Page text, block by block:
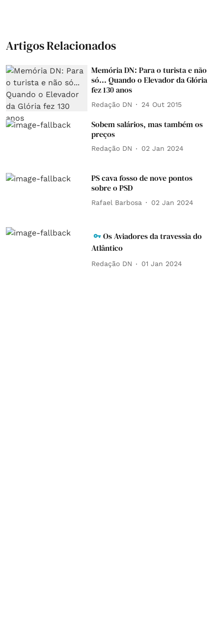
Artigos Relacionados
Memória DN: Para o turista e não
só... Quando o Elevador da Glória
fez 130 anos
Redação DN 24 Out 2015
Sobem salários, mas também os
preços
Redação DN 02 Jan 2024
PS cava fosso de nove pontos
sobre o PSD
Rafael Barbosa 02 Jan 2024
Os Aviadores da travessia do
Atlântico
Redação DN 01 Jan 2024